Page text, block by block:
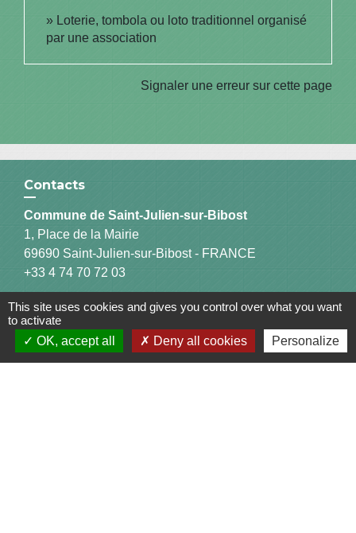
Loterie, tombola ou loto traditionnel organisé
par une association
Signaler une erreur sur cette page
Contacts
Commune de Saint-Julien-sur-Bibost
1, Place de la Mairie
69690 Saint-Julien-sur-Bibost - FRANCE
+33 4 74 70 72 03
Liens
This site uses cookies and gives you control over what you want
to activate
OK, accept all
Deny all cookies Personalize